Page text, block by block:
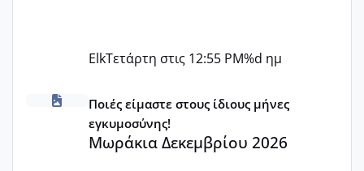
ElkΤετάρτη στις 12:55 PM%d ημ
Μωράκια Δεκεμβρίου 2026
Ποιές είμαστε στους ίδιους μήνες
εγκυμοσύνης!
Μωράκια Δεκεμβρίου 2026